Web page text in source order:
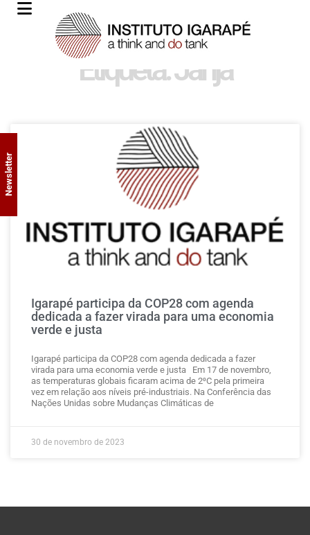
Etiqueta: Janja
Igarapé participa da COP28 com agenda
dedicada a fazer virada para uma economia
verde e justa
Igarapé participa da COP28 com agenda dedicada a fazer
virada para uma economia verde e justa Em 17 de novembro,
as temperaturas globais ficaram acima de 2⁰C pela primeira
vez em relação aos níveis pré-industriais. Na Conferência das
Nações Unidas sobre Mudanças Climáticas de
30 de novembro de 2023
Newsletter